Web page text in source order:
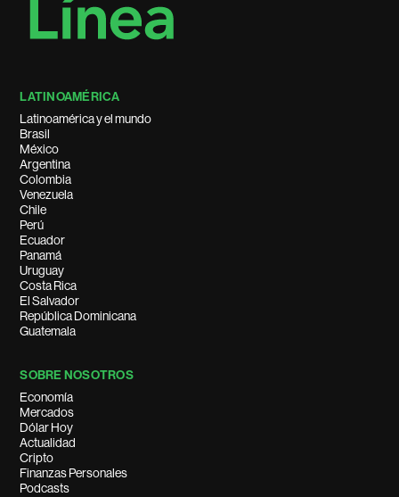
LATINOAMÉRICA
Latinoamérica y el mundo
Brasil
México
Argentina
Colombia
Venezuela
Chile
Perú
Ecuador
Panamá
Uruguay
Costa Rica
El Salvador
República Dominicana
Guatemala
SOBRE NOSOTROS
Economía
Mercados
Dólar Hoy
Actualidad
Cripto
Finanzas Personales
Podcasts